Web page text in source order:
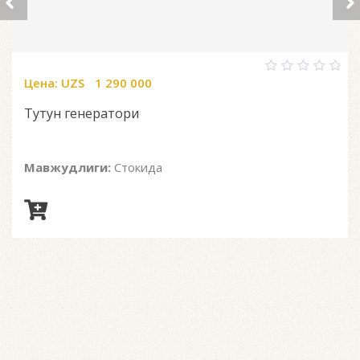
Цена: UZS 1 290 000
Тутун генератори
Мавжудлиги: Стокида